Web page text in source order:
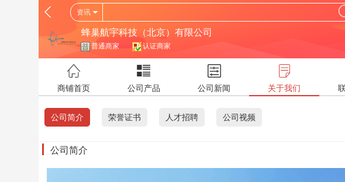
资讯
蜂巢航宇科技（北京）有限公司
普通商家 认证商家
商铺首页 公司产品 公司新闻 关于我们
公司简介 荣誉证书 人才招聘 公司视频
公司简介